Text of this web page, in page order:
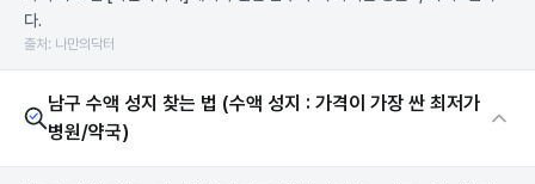
다.
출처: 나만의닥터
남구 수액 성지 찾는 법 (수액 성지 : 가격이 가장 싼 최저가
병원/약국)